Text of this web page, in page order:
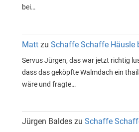
bei…
Matt zu Schaffe Schaffe Häusle
Servus Jürgen, das war jetzt richtig
dass das geköpfte Walmdach ein
wäre und fragte…
Jürgen Baldes zu Schaffe